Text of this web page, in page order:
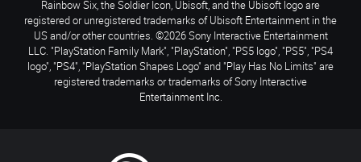
Rainbow Six, the Soldier Icon, Ubisoft, and the Ubisoft logo are
registered or unregistered trademarks of Ubisoft Entertainment in the
US and/or other countries. ©2026 Sony Interactive Entertainment
LLC. "PlayStation Family Mark", "PlayStation", "PS5 logo", "PS5", "PS4
logo", "PS4", "PlayStation Shapes Logo" and "Play Has No Limits" are
registered trademarks or trademarks of Sony Interactive
Entertainment Inc.